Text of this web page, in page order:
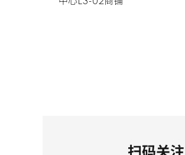
中心L3-02商铺